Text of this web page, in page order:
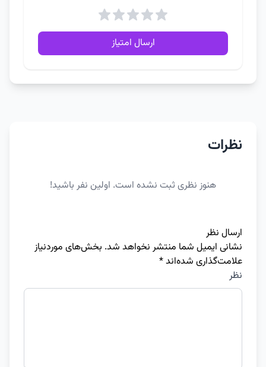
ارسال امتیاز
نظرات
هنوز نظری ثبت نشده است. اولین نفر باشید!
ارسال نظر
نشانی ایمیل شما منتشر نخواهد شد. بخش‌های موردنیاز
علامت‌گذاری شده‌اند*
نظر